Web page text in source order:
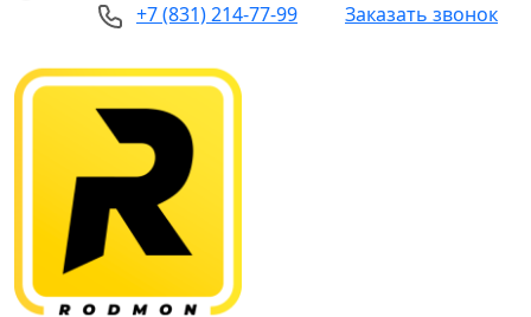
+7 (831) 214-77-99
Заказать звонок